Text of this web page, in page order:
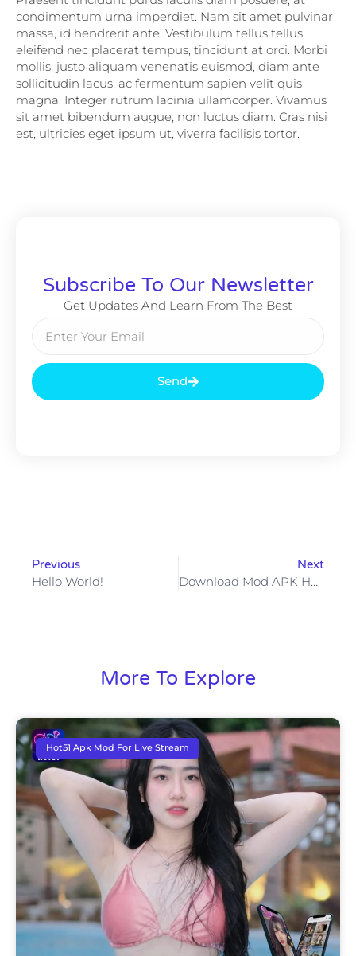
condimentum urna imperdiet. Nam sit amet pulvinar
massa, id hendrerit ante. Vestibulum tellus tellus,
eleifend nec placerat tempus, tincidunt at orci. Morbi
mollis, justo aliquam venenatis euismod, diam ante
sollicitudin lacus, ac fermentum sapien velit quis
magna. Integer rutrum lacinia ullamcorper. Vivamus
sit amet bibendum augue, non luctus diam. Cras nisi
est, ultricies eget ipsum ut, viverra facilisis tortor.
Subscribe To Our Newsletter
Get Updates And Learn From The Best
Send
Previous
Hello World!
Next
Download Mod APK Hot51 Kebebasan Premium Vs Risiko Nyata
More To Explore
Hot51 Apk Mod For Live Stream